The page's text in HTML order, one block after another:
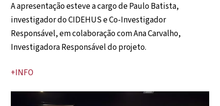
A apresentação esteve a cargo de Paulo Batista,
investigador do CIDEHUS e Co-Investigador
Responsável, em colaboração com Ana Carvalho,
Investigadora Responsável do projeto.
+INFO